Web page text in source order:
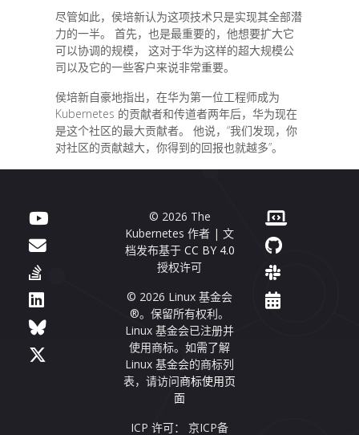
尽管如此，侯培新认为这项技术只是实现其全部潜
力的一半。 首先，也是最重要的，他想要扩大它
可以协调的规模， 这对于华为这样的超大规模公
司以及它的一些客户来说非常重要。
侯培新自豪地指出，在华为第一位工程师成为
Kubernetes 的贡献者和传道者两年后，华为现在
是这个社区的最大贡献者。 他说，“我们发现，你
对社区的贡献越大，你得到的回报也就越多”。
© 2026 The
Kubernetes 作者 | 文
档发布基于 CC BY 4.0
授权许可
© 2026 Linux 基金会
®。保留所有权利。
Linux 基金会已注册并
使用商标。如需了解
Linux 基金会的商标列
表，请访问商标使用页
面
ICP 许可： 京ICP备